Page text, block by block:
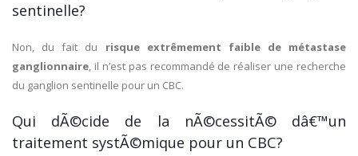
sentinelle?
Non, du fait du risque extrêmement faible de métastase
ganglionnaire, il n’est pas recommandé de réaliser une recherche
du ganglion sentinelle pour un CBC.
Qui dÃ©cide de la nÃ©cessitÃ© dâ€™un
traitement systÃ©mique pour un CBC?